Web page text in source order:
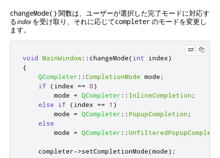
changeMode() 関数は、ユーザーが選択した完了モードに対応す
るindexを受け取り、それに応じてcompleterのモードを変更し
ます。
void MainWindow:: changeMode(int index)
{
QCompleter ::CompletionMode mode ;
if
(index == 0)
        mode
= QCompleter :: InlineCompletion ;
else
if (index == 1 )
        mode
= QCompleter :: PopupCompletion ;
else
        mode
= QCompleter ::
    completer
->setCompletionMode(mode);